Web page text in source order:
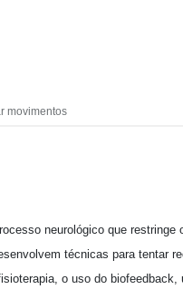
movimentos
neurológico que
técnicas para tentar
o uso do